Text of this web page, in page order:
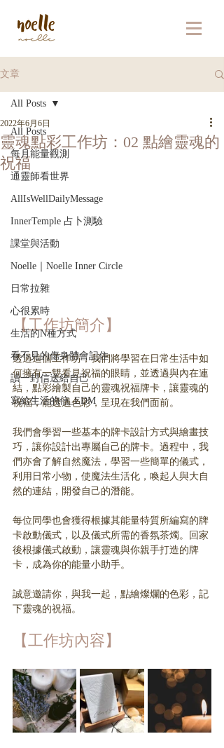
文章
All Posts
每月能量觀測
通靈師看世界
AllIsWellDailyMessage
InnerTemple 占卜測驗
課堂與活動
Noelle｜Noelle Inner Circle
日常拉雜
心很累時
生活的N種方式
看不見的傷身體會記住
讀一封信送給自己
寫給生活的信_EDM
All Posts
靈魂點彩工作坊：02 點繪靈魂的
祝福
2022年6月6日
【工作坊簡介】
透過這個工作坊，我們將學習在日常生活中如
何擁有一雙看見祝福的眼睛，並透過與內在連
結，點彩繪製自己的靈魂祝福牌卡，讓靈魂的
祝福，能透過色彩，呈現在我們面前。
我們會學習一些基本的牌卡設計方式與繪畫技
巧，讓你設計出專屬自己的牌卡。過程中，我
們亦會了解自然魔法，學習一些簡單的儀式，
利用日常小物，使魔法生活化，喚起人與大自
然的連結，開發自己的潛能。
每位同學也會獲得根據其能量特質所編寫的牌
卡啟動儀式，以及儀式所需的香氛茶燭。回家
後根據儀式啟動，讓靈魂與你親手打造的牌
卡，成為你的能量小助手。
誠意邀請你，與我一起，點繪燦爛的色彩，記
下靈魂的祝福。
【工作坊內容】